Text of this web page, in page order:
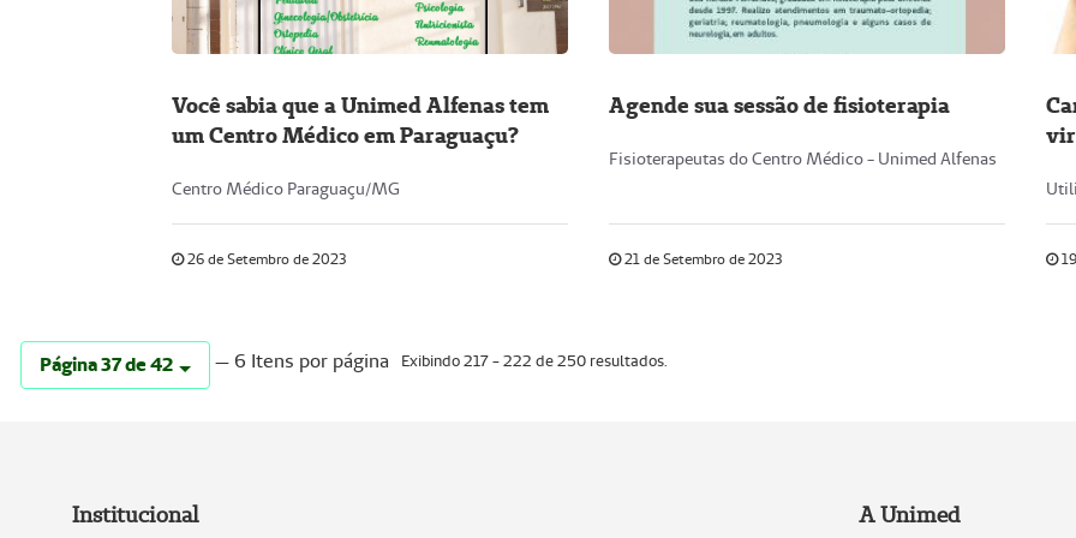
Você sabia que a Unimed Alfenas tem
um Centro Médico em Paraguaçu?
Centro Médico Paraguaçu/MG
26 de Setembro de 2023
Agende sua sessão de fisioterapia
Fisioterapeutas do Centro Médico - Unimed Alfenas
21 de Setembro de 2023
Página 37 de 42 — 6 Itens por página Exibindo 217 - 222 de 250 resultados.
Institucional A Unimed